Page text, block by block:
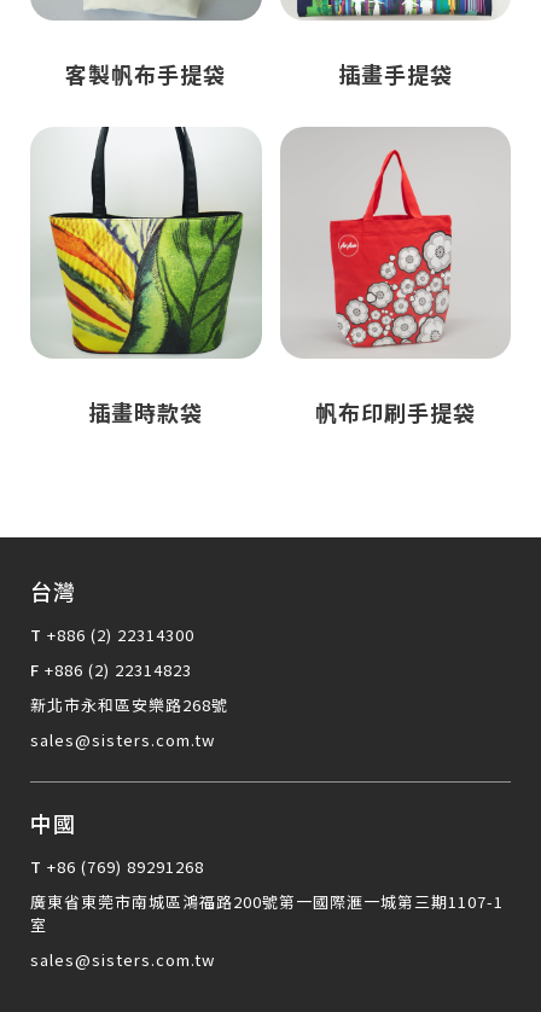
客製帆布手提袋 插畫手提袋
插畫時款袋 帆布印刷手提袋
台灣
T +886 (2) 22314300
F +886 (2) 22314823
新北市永和區安樂路268號
sales@sisters.com.tw
中國
T +86 (769) 89291268
廣東省東莞市南城區鴻福路200號第一國際滙一城第三期1107-1
室
sales@sisters.com.tw